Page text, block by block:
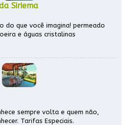
Siriema
do que você imagina! permeado
e águas cristalinas
sempre volta e quem não,
Tarifas Especiais.